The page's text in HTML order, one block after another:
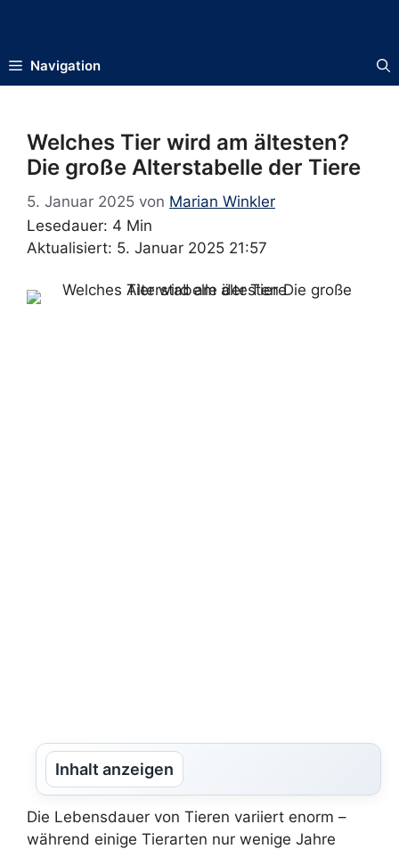
Navigation
Welches Tier wird am ältesten?
Die große Alterstabelle der Tiere
5. Januar 2025 von Marian Winkler
Lesedauer: 4 Min
Aktualisiert: 5. Januar 2025 21:57
Inhalt anzeigen
Die Lebensdauer von Tieren variiert enorm –
während einige Tierarten nur wenige Jahre